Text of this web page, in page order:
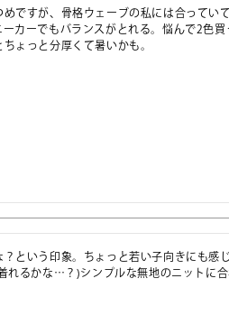
ですが、骨格ウェーブの私には合ってい
カーでもバランスがとれる。悩んで2色
ょっと分厚くて暑いかも。
という印象。ちょっと若い子向きにも感
れるかな…？)シンプルな無地のニットに